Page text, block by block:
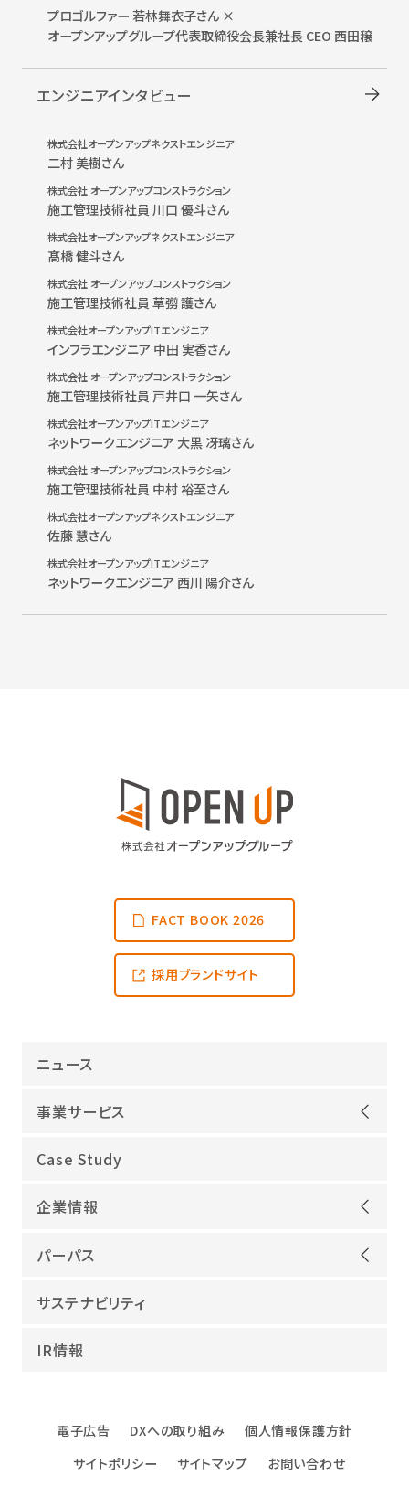
プロゴルファー 若林舞衣子さん ×
オープンアップグループ代表取締役会長兼社長 CEO 西田穣
エンジニアインタビュー
株式会社オープンアップネクストエンジニア
二村 美樹さん
株式会社 オープンアップコンストラクション
施工管理技術社員 川口 優斗さん
株式会社オープンアップネクストエンジニア
髙橋 健斗さん
株式会社 オープンアップコンストラクション
施工管理技術社員 草彅 護さん
株式会社オープンアップITエンジニア
インフラエンジニア 中田 実香さん
株式会社 オープンアップコンストラクション
施工管理技術社員 戸井口 一矢さん
株式会社オープンアップITエンジニア
ネットワークエンジニア 大黒 冴璃さん
株式会社 オープンアップコンストラクション
施工管理技術社員 中村 裕至さん
株式会社オープンアップネクストエンジニア
佐藤 慧さん
株式会社オープンアップITエンジニア
ネットワークエンジニア 西川 陽介さん
FACT BOOK 2026
採用ブランドサイト
ニュース
事業サービス
オープンアップグループが選ばれる理由
ITインフラ
IT開発
海外領域
教育・人材紹介
Case Study
企業情報
ごあいさつ
沿革
役員紹介
パーパス
当社グループのパーパス
幸せな仕事総合研究所
エンジニアインタビュー
サステナビリティ
IR情報
電子広告 DXへの取り組み
個人情報保護方針
サイトポリシー
サイトマップ お問い合わせ